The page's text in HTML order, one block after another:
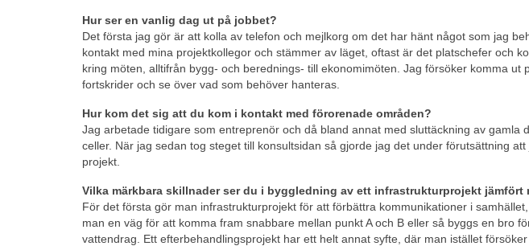
Hur ser en vanlig dag ut på jobbet?
Det första jag gör är att kolla av telefon och mejlkorg om det har hänt något som jag
kontakt med mina projektkollegor och stämmer av läget, oftast är det platschefer och
kring möten, alltifrån bygg- och berednings- till ekonomimöten. Jag försöker komma
fortskrider och se över vad som behöver hanteras.
Hur kom det sig att du kom i kontakt med förorenade områden?
Jag arbetade tidigare som entreprenör och då bland annat med sluttäckning av gamla
celler. När jag sedan tog steget till konsultsidan så gjorde jag det under förutsättning
projekt.
Vilka märkbara skillnader ser du i byggledning av ett infrastrukturprojekt jämfört
För det första gör man infrastrukturprojekt för att förbättra kommunikationer i
man en väg för att komma fram snabbare mellan punkt A och B eller så byggs en bro
vattendrag. Ett efterbehandlingsprojekt har ett helt annat syfte, där man istället